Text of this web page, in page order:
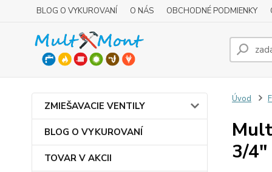
BLOG O VYKUROVANÍ O NÁS OBCHODNÉ PODMIENKY
ZMIEŠAVACIE VENTILY
BLOG O VYKUROVANÍ
TOVAR V AKCII
Úvod
3/4"